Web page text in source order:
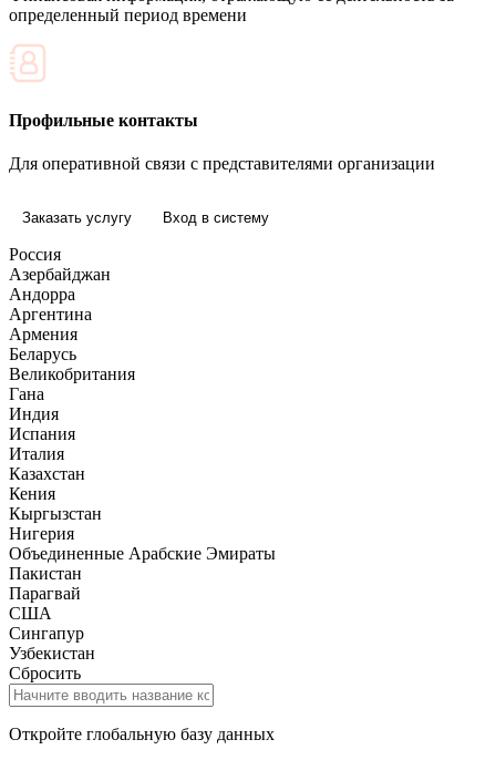
Отчётность компании
Финансовая информация, отражающую ее деятельность за
Заказать услугу
Россия
Азербайджан
Андорра
Аргентина
Армения
Беларусь
Великобритания
Гана
Индия
Испания
Италия
Казахстан
Кения
Кыргызстан
Нигерия
Объединенные Арабские Эмираты
Пакистан
Парагвай
США
Сингапур
Узбекистан
Сбросить